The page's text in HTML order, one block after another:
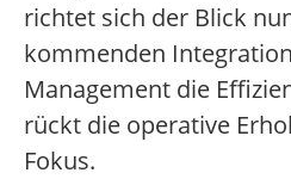
richtet sich der Blick
kommenden
Management die
rückt die operative
Fokus.